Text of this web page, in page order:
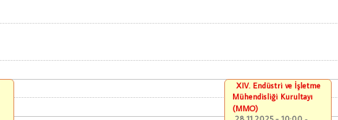
XIV. Endüstri ve İşletme
Mühendisliği Kurultayı
(MMO)